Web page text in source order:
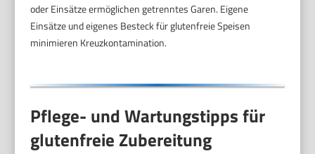
oder Einsätze ermöglichen getrenntes Garen. Eigene
Einsätze und eigenes Besteck für glutenfreie Speisen
minimieren Kreuzkontamination.
Pflege- und Wartungstipps für
glutenfreie Zubereitung